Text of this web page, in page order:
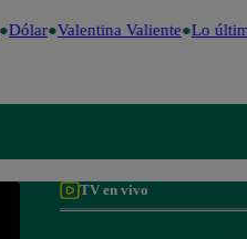
Dólar Valentina Valiente Lo
TV en vivo